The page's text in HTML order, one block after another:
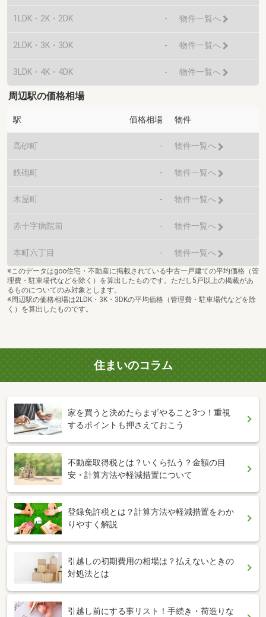
1LDK・2K・2DK - 物件一覧へ
2LDK・3K・3DK - 物件一覧へ
3LDK・4K・4DK - 物件一覧へ
周辺駅の価格相場
駅 価格相場 物件
高砂町 - 物件一覧へ
鉄砲町 - 物件一覧へ
木屋町 - 物件一覧へ
赤十字病院前 - 物件一覧へ
本町六丁目 - 物件一覧へ
※このデータはgoo住宅・不動産に掲載されている中古一戸建ての平均価格（管
理費・駐車場代などを除く）を算出したものです。ただし5戸以上の掲載があ
るものについてのみ対象とします。
※周辺駅の価格相場は2LDK・3K・3DKの平均価格（管理費・駐車場代などを除
く）を算出したものです。
住まいのコラム
家を買うと決めたらまずやること3つ！重視
するポイントも押さえておこう
不動産取得税とは？いくら払う？金額の目
安・計算方法や軽減措置について
登録免許税とは？計算方法や軽減措置をわか
りやすく解説
引越しの初期費用の相場は？払えないときの
対処法とは
引越し前にする事リスト！手続き・荷造りな